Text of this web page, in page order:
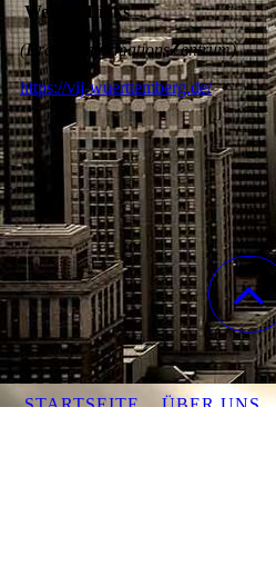
Weitere Links
(F rauen nformationsZentrum)
https://vij-wuerttemberg.de/
STARTSEITE ÜBER UNS